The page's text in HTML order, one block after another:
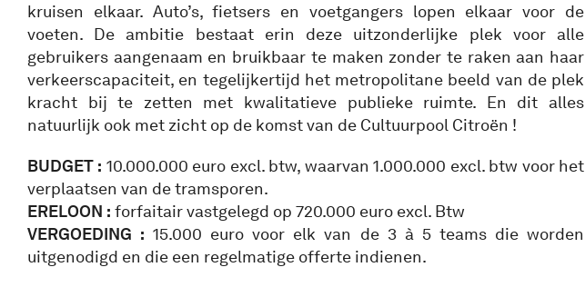
kruisen elkaar. Auto’s, fietsers en voetgangers lopen elkaar voor de
voeten. De ambitie bestaat erin deze uitzonderlijke plek voor alle
gebruikers aangenaam en bruikbaar te maken zonder te raken aan haar
verkeerscapaciteit, en tegelijkertijd het metropolitane beeld van de plek
kracht bij te zetten met kwalitatieve publieke ruimte. En dit alles
natuurlijk ook met zicht op de komst van de Cultuurpool Citroën !
BUDGET : 10.000.000 euro excl. btw, waarvan 1.000.000 excl. btw voor het
verplaatsen van de tramsporen.
ERELOON : forfaitair vastgelegd op 720.000 euro excl. Btw
VERGOEDING : 15.000 euro voor elk van de 3 à 5 teams die worden
uitgenodigd en die een regelmatige offerte indienen.